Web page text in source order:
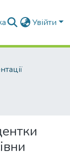
Увійти